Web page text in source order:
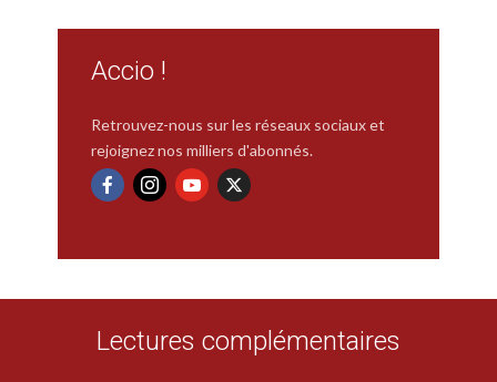
Accio !
Retrouvez-nous sur les réseaux sociaux et
rejoignez nos milliers d'abonnés.
Lectures complémentaires